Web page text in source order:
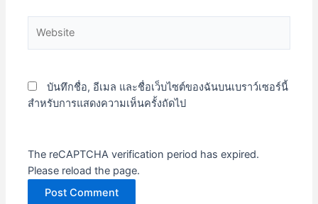
บันทึกชื่อ, อีเมล และชื่อเว็บไซต์ของฉันบนเบราว์เซอร์นี้
สำหรับการแสดงความเห็นครั้งถัดไป
The reCAPTCHA verification period has expired.
Please reload the page.